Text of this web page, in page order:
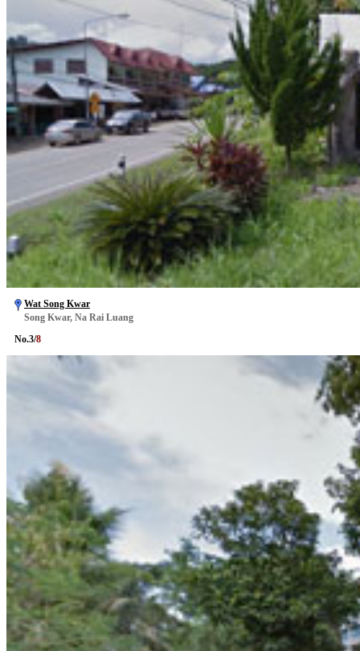
Wat Song Kwar
Song Kwar, Na Rai Luang
No.3/8